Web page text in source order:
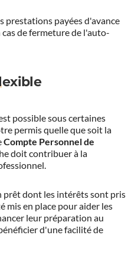
prestations payées d'avance
de fermeture de l'auto-
possible sous certaines
permis quelle que soit la
Compte Personnel de
doit contribuer à la
prêt dont les intérêts sont pris
mis en place pour aider les
leur préparation au
d'une facilité de